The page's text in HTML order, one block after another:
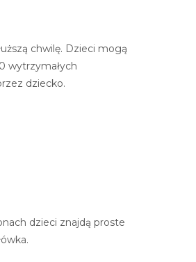
chwilę. Dzieci mogą
wytrzymałych
dziecko.
dzieci znajdą proste